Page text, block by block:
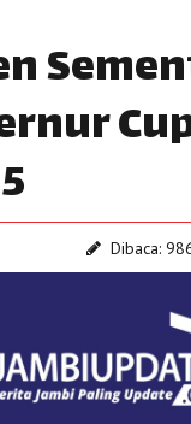
Dibaca: